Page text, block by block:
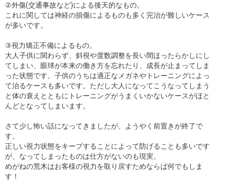
②外傷(交通事故など)による後天的なもの。
これに関しては神経の損傷によるものも多く完治が難しいケース
が多いです。
③視力矯正不備によるもの。
大人子供に関わらず、斜視や度数調整を長い間ほったらかしにし
てしまい、眼球が本来の働き方を忘れたり、成長が止まってしま
った状態です。子供のうちは適正なメガネやトレーニングによっ
て治るケースも多いです。ただし大人になってこうなってしまう
と体の衰えとともにトレーニングがうまくいかないケースがほと
んどとなってしまいます。
さて少し怖い話になってきましたが、ようやく前置きが終了で
す。
正しい視力状態をキープすることによって防げることも多いです
が、なってしまったものは仕方がないのも現実。
めがねの荒木はお客様の視力を取り戻すためならば何でもしま
す！